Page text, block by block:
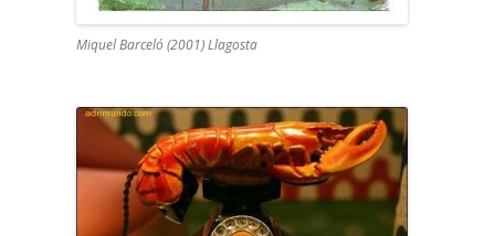
Miquel Barceló (2001) Llagosta